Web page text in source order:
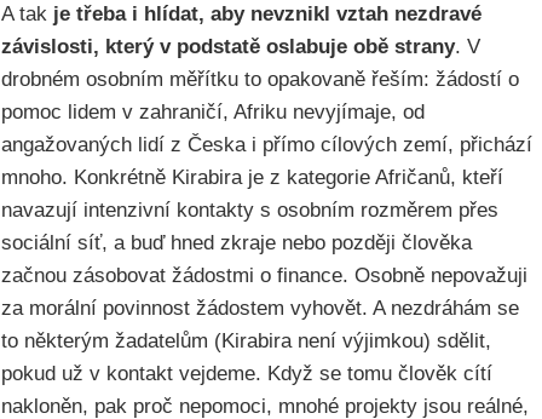
A tak je třeba i hlídat, aby nevznikl vztah nezdravé
závislosti, který v podstatě oslabuje obě strany. V
drobném osobním měřítku to opakovaně řeším: žádostí o
pomoc lidem v zahraničí, Afriku nevyjímaje, od
angažovaných lidí z Česka i přímo cílových zemí, přichází
mnoho. Konkrétně Kirabira je z kategorie Afričanů, kteří
navazují intenzivní kontakty s osobním rozměrem přes
sociální síť, a buď hned zkraje nebo později člověka
začnou zásobovat žádostmi o finance. Osobně nepovažuji
za morální povinnost žádostem vyhovět. A nezdráhám se
to některým žadatelům (Kirabira není výjimkou) sdělit,
pokud už v kontakt vejdeme. Když se tomu člověk cítí
nakloněn, pak proč nepomoci, mnohé projekty jsou reálné,